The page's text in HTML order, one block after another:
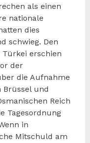
als einen
nationale
dies
schwieg. Den
Türkei erschien
der
die Aufnahme
Brüssel und
Reich
Tagesordnung
in
Mitschuld am